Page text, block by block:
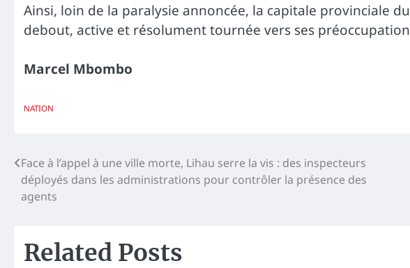
Ainsi, loin de la paralysie annoncée, la capitale provinciale
debout, active et résolument tournée vers ses
Marcel Mbombo
NATION
Navigation
de
Face à l’appel à une ville morte, Lihau serre la vis : des inspecteurs
déployés dans les administrations pour contrôler la présence des
agents
Related Posts